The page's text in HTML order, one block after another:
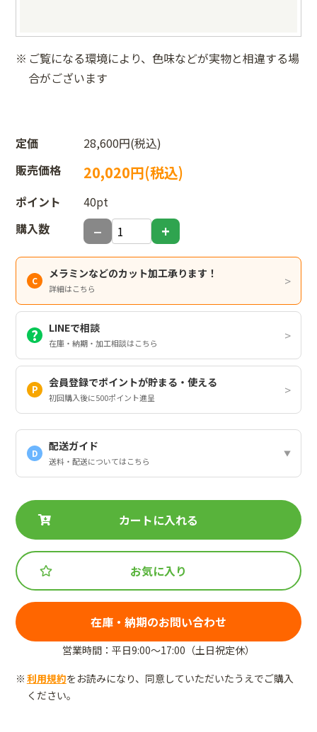
ご覧になる環境により、色味などが実物と相違する場
合がございます
定価
28,600円(税込)
販売価格
20,020円(税込)
ポイント
40pt
購入数
メラミンなどのカット加工承ります！
詳細はこちら
LINEで相談
在庫・納期・加工相談はこちら
会員登録でポイントが貯まる・使える
初回購入後に500ポイント進呈
D
配送ガイド
送料・配送についてはこちら
カートに入れる
お気に入り
在庫・納期のお問い合わせ
営業時間：平日9:00～17:00（土日祝定休）
利用規約をお読みになり、同意していただいたうえでご購入
ください。